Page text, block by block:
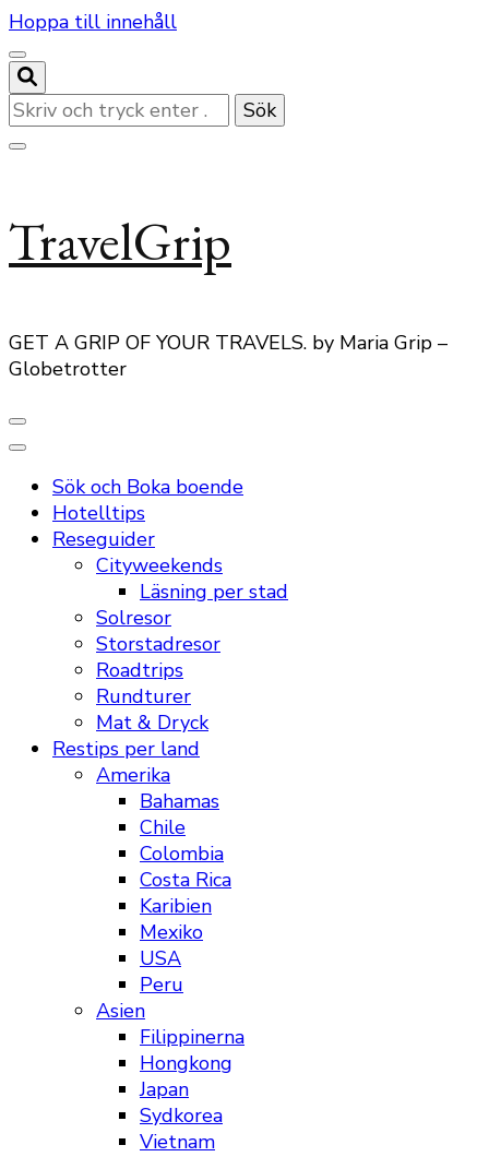
Hoppa till innehåll
Letar
du
efter
TravelGrip
GET A GRIP OF YOUR TRAVELS. by Maria Grip –
Globetrotter
Sök och Boka boende
Hotelltips
Reseguider
Cityweekends
Läsning per stad
Solresor
Storstadresor
Roadtrips
Rundturer
Mat & Dryck
Restips per land
Amerika
Bahamas
Chile
Colombia
Costa Rica
Karibien
Mexiko
USA
Peru
Asien
Filippinerna
Hongkong
Japan
Sydkorea
Vietnam